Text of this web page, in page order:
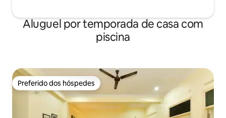
Aluguel por temporada de casa com
piscina
Preferido dos hóspedes
Preferido dos hóspedes